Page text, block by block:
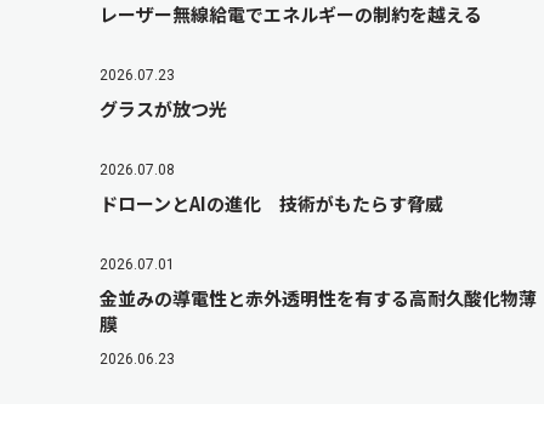
レーザー無線給電でエネルギーの制約を越える
2026.07.23
グラスが放つ光
2026.07.08
ドローンとAIの進化 技術がもたらす脅威
2026.07.01
金並みの導電性と赤外透明性を有する高耐久酸化物薄
膜
2026.06.23